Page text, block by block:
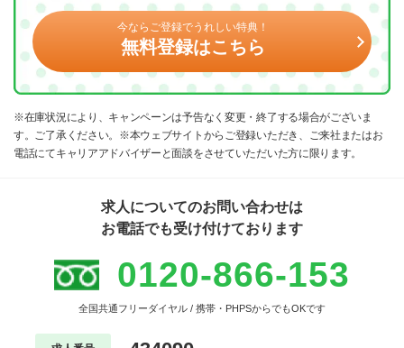
今ならご登録でうれしい特典！
無料登録はこちら
※在庫状況により、キャンペーンは予告なく変更・終了する場合がございま
す。ご了承ください。※本ウェブサイトからご登録いただき、ご来社またはお
電話にてキャリアアドバイザーと面談をさせていただいた方に限ります。
求人についてのお問い合わせは
お電話でも受け付けております
0120-866-153
全国共通フリーダイヤル / 携帯・PHPSからでもOKです